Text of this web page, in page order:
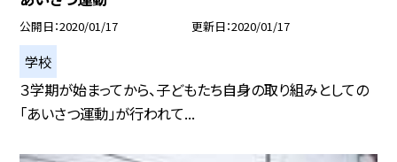
公開日 2020/01/17 更新日 2020/01/17
学校
３学期が始まってから、子どもたち自身の取り組みとしての
「あいさつ運動」が行われて...